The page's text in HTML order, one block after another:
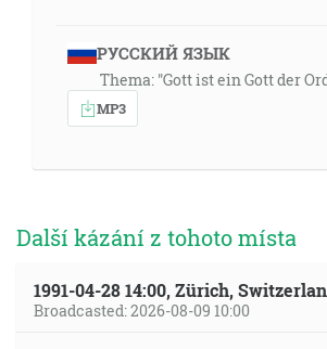
РУССКИЙ ЯЗЫК
Thema: "Gott ist ein Gott der
MP3
Další kázání z tohoto místa
1991-04-28 14:00, Zürich,
Broadcasted: 2026-08-09 10:00